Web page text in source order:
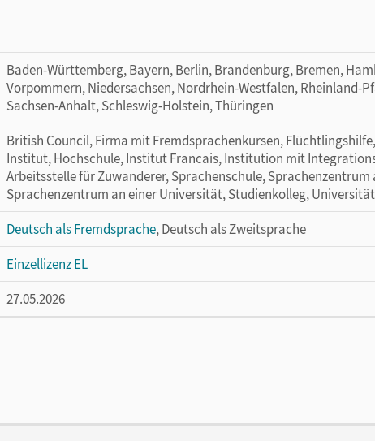
Baden-Württemberg, Bayern, Berlin, Brandenburg, Bremen,
Vorpommern, Niedersachsen, Nordrhein-Westfalen, Rheinland-
Sachsen-Anhalt, Schleswig-Holstein, Thüringen
British Council, Firma mit Fremdsprachenkursen,
Institut, Hochschule, Institut Francais, Institution mit
Arbeitsstelle für Zuwanderer, Sprachenschule, Sprachenzentrum
Sprachenzentrum an einer Universität, Studienkolleg,
Deutsch als Fremdsprache, Deutsch als Zweitsprache
Einzellizenz EL
27.05.2026